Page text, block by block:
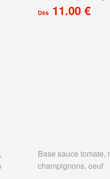
Dès 11.00 €
Base sauce tomate,
champignons, oeuf